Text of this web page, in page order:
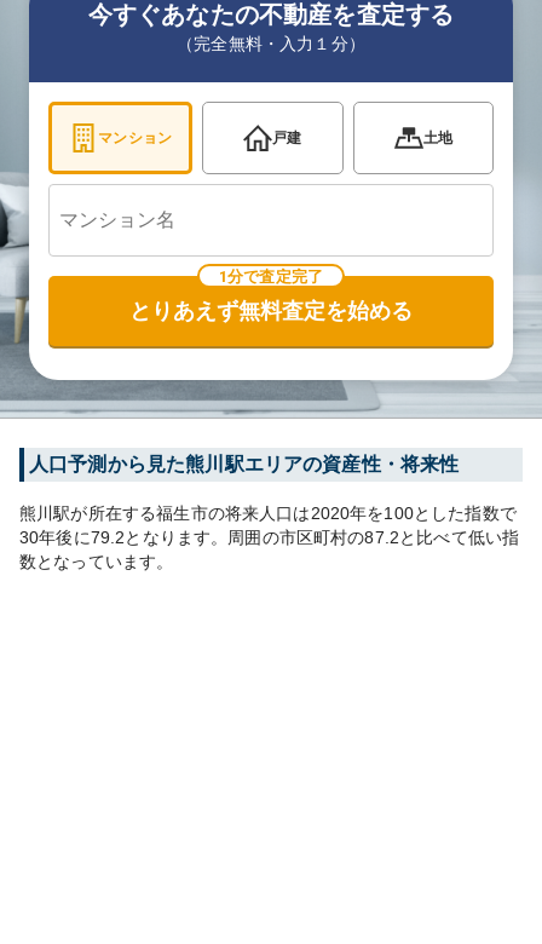
今すぐあなたの不動産を査定する
（完全無料・入力１分）
マンション 戸建 土地
1分で査定完了
とりあえず無料査定を始める
人口予測から見た熊川駅エリアの資産性・将来性
熊川駅が所在する福生市の将来人口は2020年を100とした指数で
30年後に79.2となります。 周囲の市区町村の87.2と比べて低い指
数となっています。